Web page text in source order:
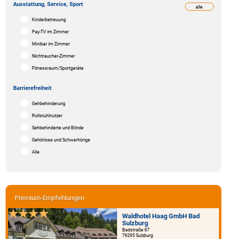
Premium-Empfehlungen
Waldhotel Haag GmbH Bad
Sulzburg
Badstraße 67
79295 Sulzburg
alle
Ausstattung, Service, Sport
Kinderbetreuung
Pay-TV im Zimmer
Minibar im Zimmer
Nichtraucher-Zimmer
Fitnessraum/Sportgeräte
Barrierefreiheit
Gehbehinderung
Rollstuhlnutzer
Sehbehinderte und Blinde
Gehörlose und Schwerhörige
Alle